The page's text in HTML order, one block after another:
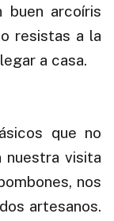
buen arcoíris
resistas a la
a casa.
que no
nuestra visita
nos
artesanos.